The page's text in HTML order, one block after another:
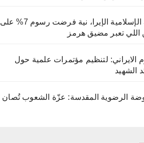
الجمهورية الإسلامية الإيرا، نية فرضت رسوم 7% على
تعبر مضيق هرمز
الايراني: لتنظيم مؤتمرات علمية حول
الشهيد
الرضوية المقدسة: عزّة الشعوب تُصان